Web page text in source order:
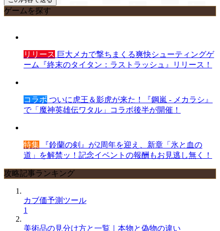
ゲームを探す
リリース 巨大メカで撃ちまくる爽快シューティングゲ
ーム『終末のタイタン：ラストラッシュ』リリース！
コラボ ついに虎王＆影虎が来た！『鋼嵐 - メカラシ』
で「魔神英雄伝ワタル」コラボ後半が開催！
特集 『鈴蘭の剣』が2周年を迎え、新章「氷と血の
道」を解禁ッ！記念イベントの報酬もお見逃し無く！
攻略記事ランキング
カブ価予測ツール
1
美術品の見分け方と一覧｜本物と偽物の違い